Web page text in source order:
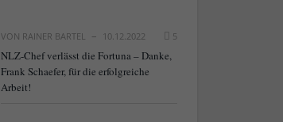
VON RAINER BARTEL 10.12.2022 5
NLZ-Chef verlässt die Fortuna – Danke,
Frank Schaefer, für die erfolgreiche
Arbeit!